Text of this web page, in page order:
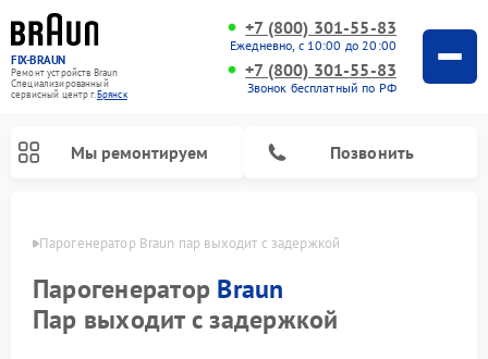
FIX-BRAUN
Ремонт устройств Braun
Специализированный
cервисный центр г.Брянск
+7 (800) 301-55-83
Ежедневно, с 10:00 до 20:00
+7 (800) 301-55-83
Звонок бесплатный по РФ
Мы ремонтируем Позвонить
Парогенератор Braun пар выходит с задержкой
Парогенератор Braun
Пар выходит с задержкой